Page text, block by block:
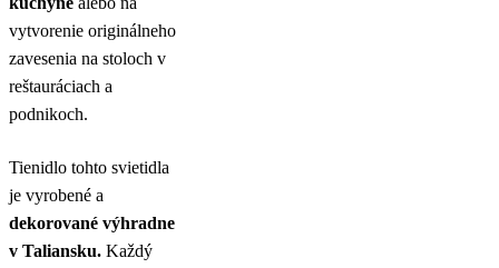
vytvorenie originálneho
zavesenia na stoloch v
reštauráciach a
podnikoch.
Tienidlo tohto svietidla
je vyrobené a
dekorované výhradne
v Taliansku. Každý